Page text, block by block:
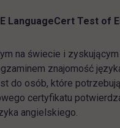
LanguageCert Test of
na świecie i
znajomość
do osób, które potrzebują
certyfikatu
angielskiego.